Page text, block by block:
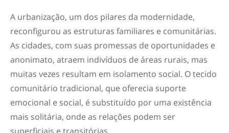
A urbanização, um dos pilares da modernidade,
reconfigurou as estruturas familiares e comunitárias.
As cidades, com suas promessas de oportunidades e
anonimato, atraem indivíduos de áreas rurais, mas
muitas vezes resultam em isolamento social. O tecido
comunitário tradicional, que oferecia suporte
emocional e social, é substituído por uma existência
mais solitária, onde as relações podem ser